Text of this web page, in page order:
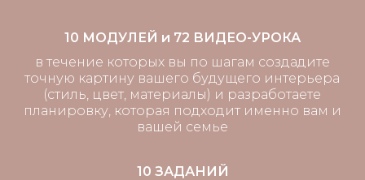
10 МОДУЛЕЙ и 72 ВИДЕО-УРОКА
10 ЗАДАНИЙ
в течение которых вы по шагам создадите
точную картину вашего будущего интерьера
(стиль, цвет, материалы) и разработаете
планировку, которая подходит именно вам и
вашей семье